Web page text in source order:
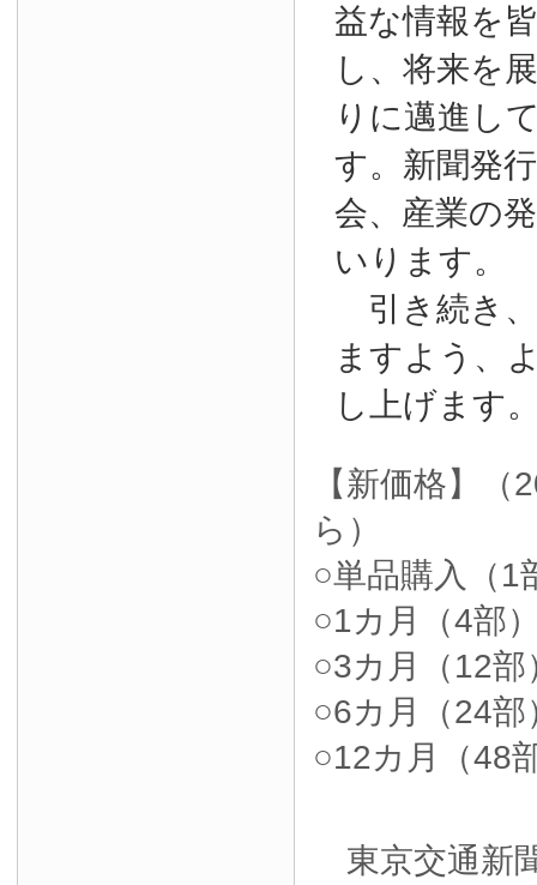
益な情報を
し、将来を
りに邁進し
す。新聞発
会、産業の
いります。
引き続き
ますよう、
し上げます
【新価格】
ら）
○単品購入（1
○1カ月（4部
○3カ月（12
○6カ月（24
○12カ月（48
東京交通新